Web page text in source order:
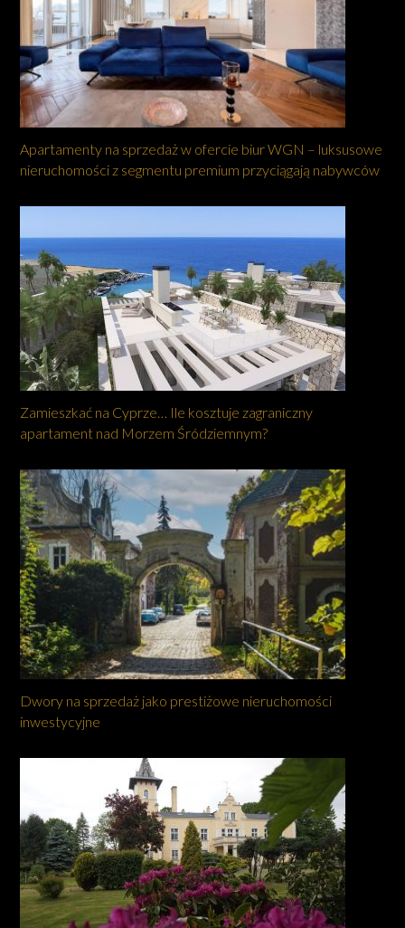
Apartamenty na sprzedaż w ofercie biur WGN – luksusowe
nieruchomości z segmentu premium przyciągają nabywców
Zamieszkać na Cyprze… Ile kosztuje zagraniczny
apartament nad Morzem Śródziemnym?
Dwory na sprzedaż jako prestiżowe nieruchomości
inwestycyjne